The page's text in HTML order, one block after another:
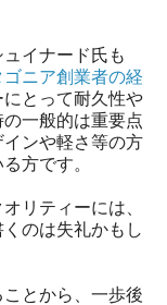
イナード氏も
ニア創業者の経
にとって耐久性や
一般的は重要点
ンや軽さ等の方
方です。
リティーには、
のは失礼かもし
とから、一歩後